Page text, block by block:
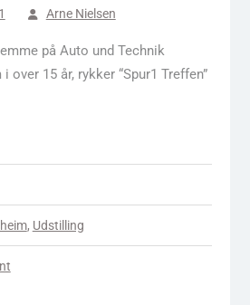
Arne Nielsen
på Auto und Technik
over 15 år, rykker “Spur1 Treffen”
, Udstilling